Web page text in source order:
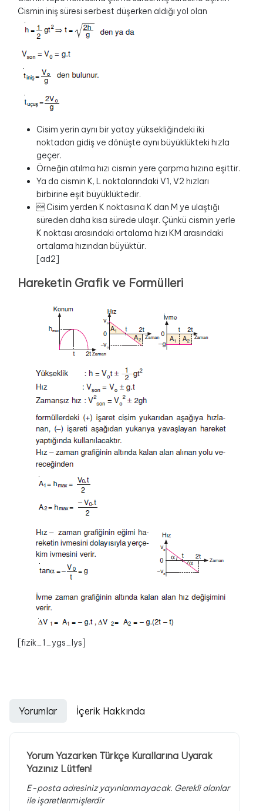
Cismin iniş süresi serbest düşerken aldığı yol olan
Cisim yerin aynı bir yatay yüksekliğindeki iki
noktadan gidiş ve dönüşte aynı büyüklükteki hızla
geçer.
Örneğin atılma hızı cismin yere çarpma hızına eşittir.
Ya da cismin K, L noktalarındaki V1, V2 hızları
birbirine eşit büyüklüktedir.
 Cisim yerden K noktasına K dan M ye ulaştığı
süreden daha kısa sürede ulaşır. Çünkü cismin yerle
K noktası arasındaki ortalama hızı KM arasındaki
ortalama hızından büyüktür.
[ad2]
Hareketin Grafik ve Formülleri
[fizik_1_ygs_lys]
Yorumlar İçerik Hakkında
Yorum Yazarken Türkçe Kurallarına Uyarak
Yazınız Lütfen!
E-posta adresiniz yayınlanmayacak. Gerekli alanlar
ile işaretlenmişlerdir